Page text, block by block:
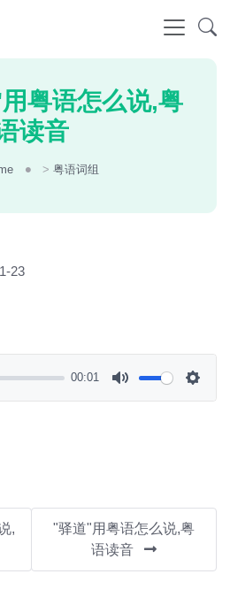
粤语怎么说,粤
读音
>粤语词组
23
00:01
,
"驿道"用粤语怎么说,粤
语读音